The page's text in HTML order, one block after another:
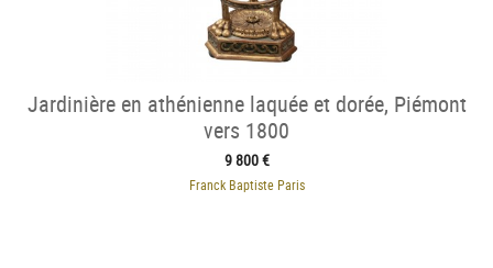
Jardinière en athénienne laquée et dorée, Piémont
vers 1800
9 800 €
Franck Baptiste Paris